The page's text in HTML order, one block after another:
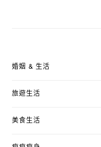
婚姻 & 生活
旅遊生活
美食生活